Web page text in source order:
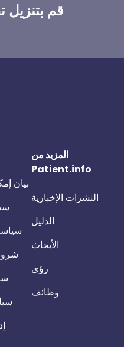
قم
بيان
المزيد من
Patient.info
النشرات الإخبارية
الدليل
الأبحاث
رؤى
وظائف